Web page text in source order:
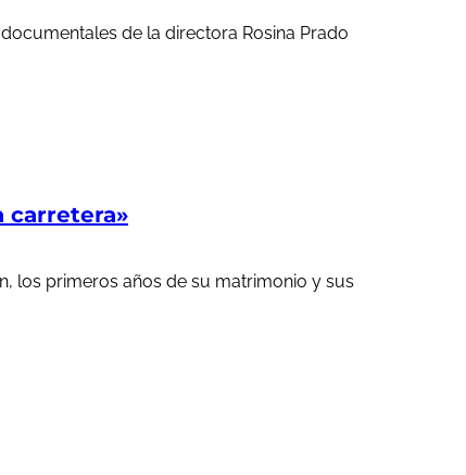
de la directora Rosina Prado
carretera»
los primeros años de su matrimonio y sus